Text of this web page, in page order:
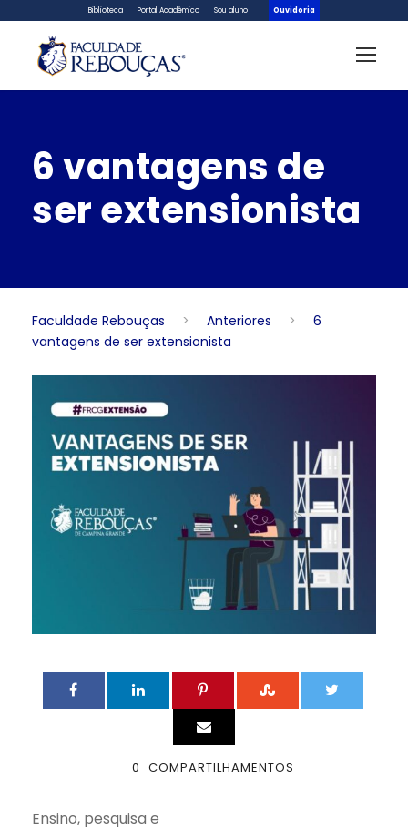
Biblioteca Portal Acadêmico Sou aluno Ouvidoria
6 vantagens de
ser extensionista
Faculdade Rebouças > Anteriores >
6
vantagens de ser extensionista
0 COMPARTILHAMENTOS
Ensino, pesquisa e